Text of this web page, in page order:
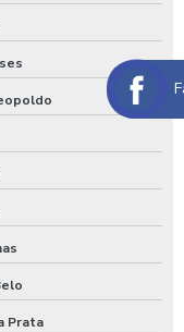
Prata